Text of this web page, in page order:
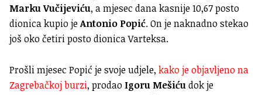
Marku Vučijeviću, a mjesec dana kasnije 10,67 posto
dionica kupio jeAntonio Popić. On je naknadno stekao
još oko četiri posto dionica Varteksa.
Prošli mjesec Popić je svoje udjele, kako je objavljeno na
Zagrebačkoj burzi, prodao Igoru Mešićudok je